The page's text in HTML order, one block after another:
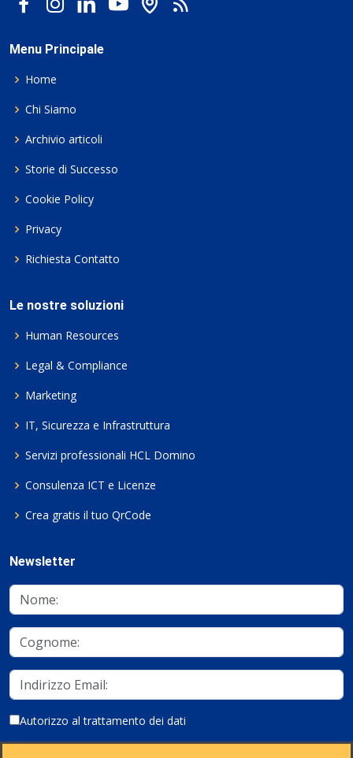
Menu Principale
Home
Chi Siamo
Archivio articoli
Storie di Successo
Cookie Policy
Privacy
Richiesta Contatto
Le nostre soluzioni
Human Resources
Legal & Compliance
Marketing
IT, Sicurezza e Infrastruttura
Servizi professionali HCL Domino
Consulenza ICT e Licenze
Crea gratis il tuo QrCode
Newsletter
Autorizzo al trattamento dei dati